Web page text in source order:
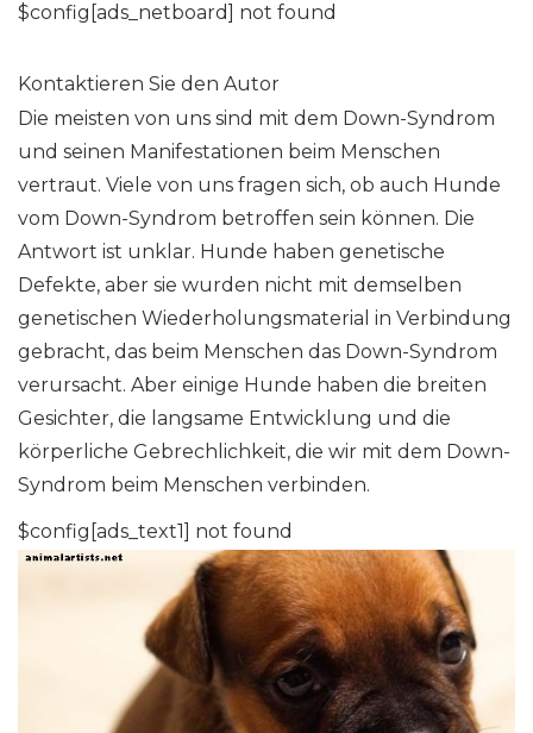
$config[ads_netboard] not found
Kontaktieren Sie den Autor
Die meisten von uns sind mit dem Down-Syndrom
und seinen Manifestationen beim Menschen
vertraut. Viele von uns fragen sich, ob auch Hunde
vom Down-Syndrom betroffen sein können. Die
Antwort ist unklar. Hunde haben genetische
Defekte, aber sie wurden nicht mit demselben
genetischen Wiederholungsmaterial in Verbindung
gebracht, das beim Menschen das Down-Syndrom
verursacht. Aber einige Hunde haben die breiten
Gesichter, die langsame Entwicklung und die
körperliche Gebrechlichkeit, die wir mit dem Down-
Syndrom beim Menschen verbinden.
$config[ads_text1] not found